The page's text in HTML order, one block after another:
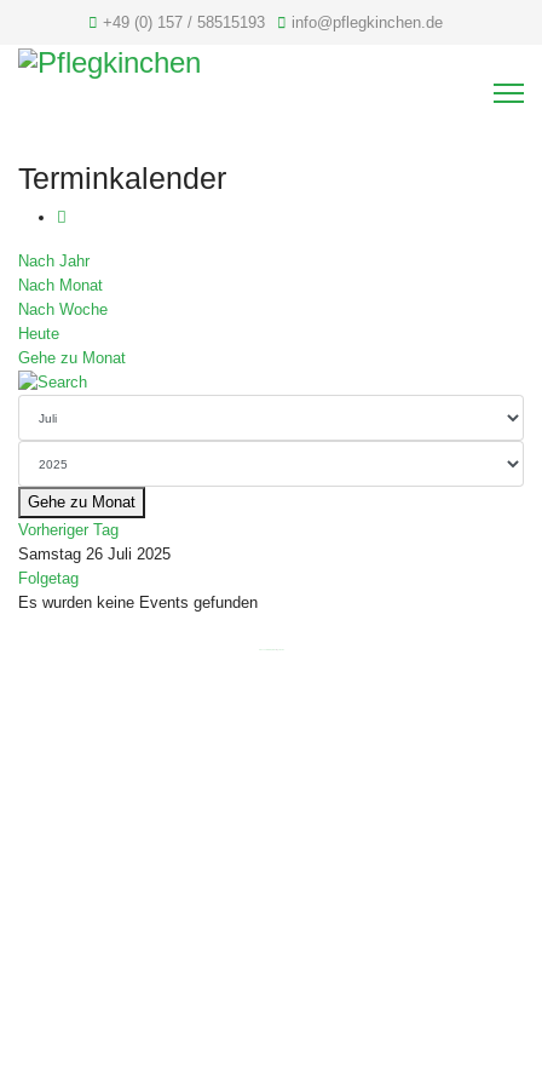
+49 (0) 157 / 58515193 info@pflegkinchen.de
Terminkalender
Nach Jahr
Nach Monat
Nach Woche
Heute
Gehe zu Monat
Gehe zu Monat
Vorheriger Tag
Samstag 26 Juli 2025
Folgetag
Es wurden keine Events gefunden